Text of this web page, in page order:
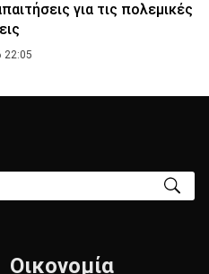
για τις πολεμικές
22:05
Οικονομία